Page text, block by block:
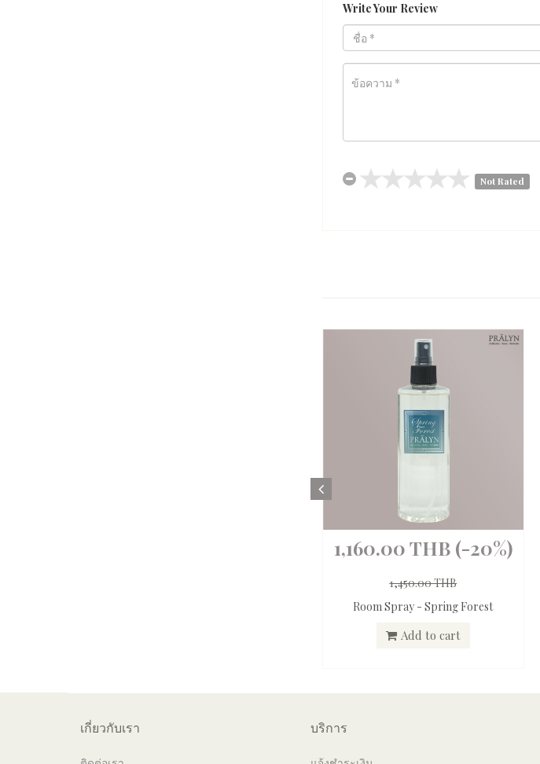
Write Your Review
Not Rated
1,160.00 THB (-20%)
1,450.00 THB
Room Spray - Spring Forest
Add to cart
เกี่ยวกับเรา บริการ